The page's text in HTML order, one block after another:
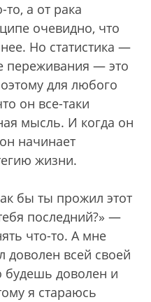
то, а от рака
очевидно, что
Но статистика —
переживания — это
для любого
он все-таки
мысль. И когда он
начинает
жизни.
бы ты прожил этот
последний?» —
что-то. А мне
доволен всей своей
доволен и
я стараюсь